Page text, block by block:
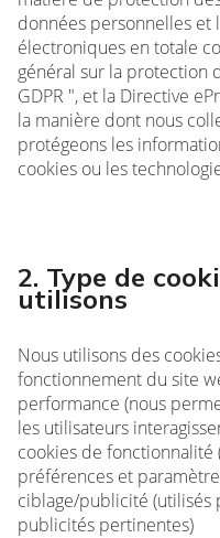
données personnelles et
électroniques en totale
général sur la protection
GDPR ", et la Directive
la manière dont nous
protégeons les
cookies ou les
2. Type de
utilisons
Nous utilisons des
fonctionnement du site
performance (nous
les utilisateurs
cookies de fonctionnalité
préférences et
ciblage/publicité (utilisés
publicités pertinentes)